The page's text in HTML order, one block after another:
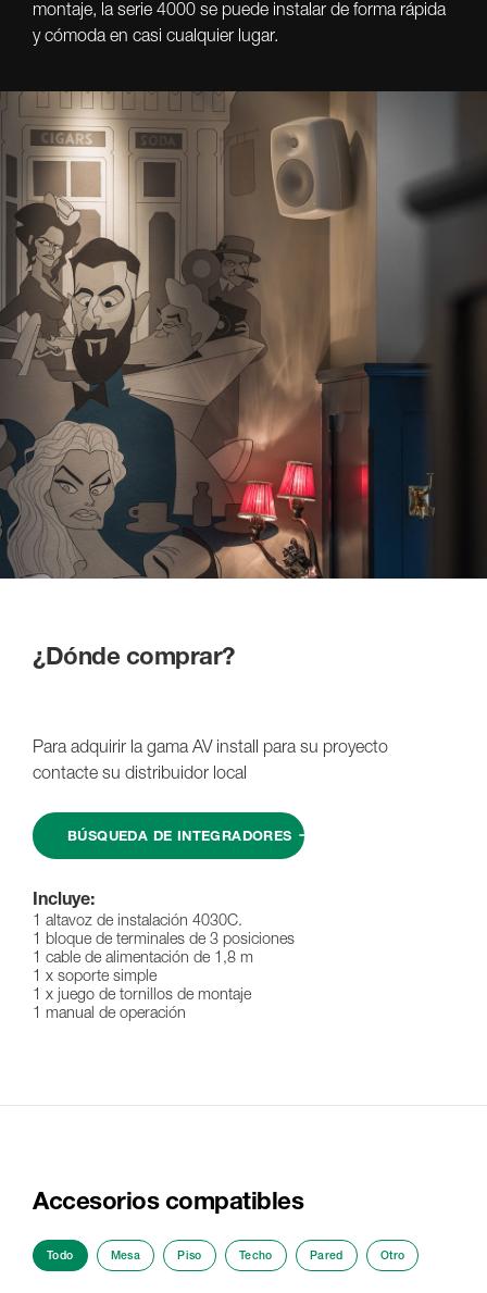
montaje, la serie 4000 se puede instalar de forma rápida
y cómoda en casi cualquier lugar.
¿Dónde comprar?
Para adquirir la gama AV install para su proyecto
contacte su distribuidor local
BÚSQUEDA DE INTEGRADORES
Incluye:
1 altavoz de instalación 4030C.
1 bloque de terminales de 3 posiciones
1 cable de alimentación de 1,8 m
1 x soporte simple
1 x juego de tornillos de montaje
1 manual de operación
Accesorios compatibles
Todo Mesa Piso Techo Pared Otro